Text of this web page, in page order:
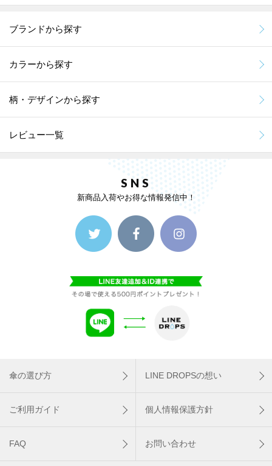
ブランドから探す
カラーから探す
柄・デザインから探す
レビュー一覧
SNS
新商品入荷やお得な情報発信中！
傘の選び方 LINE DROPSの想い
ご利用ガイド 個人情報保護方針
FAQ お問い合わせ